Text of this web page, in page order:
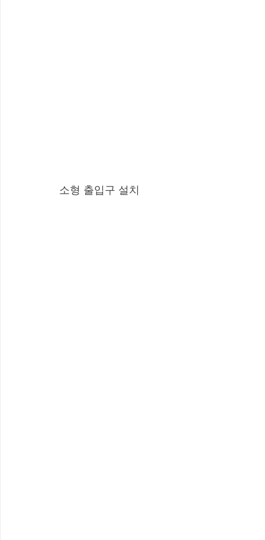
소형 출입구 설치